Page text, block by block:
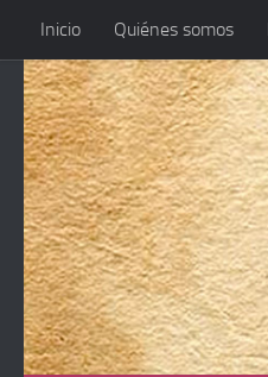
Inicio Quiénes somos